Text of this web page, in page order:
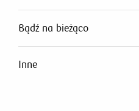
Bądź na bieżąco
Inne